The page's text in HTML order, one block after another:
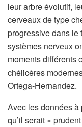
leur arbre évolutif,
cerveaux de type
progressive dans le
systèmes nerveux
moments différents
chélicères
Ortega-Hernandez.
Avec les données
qu’il serait «